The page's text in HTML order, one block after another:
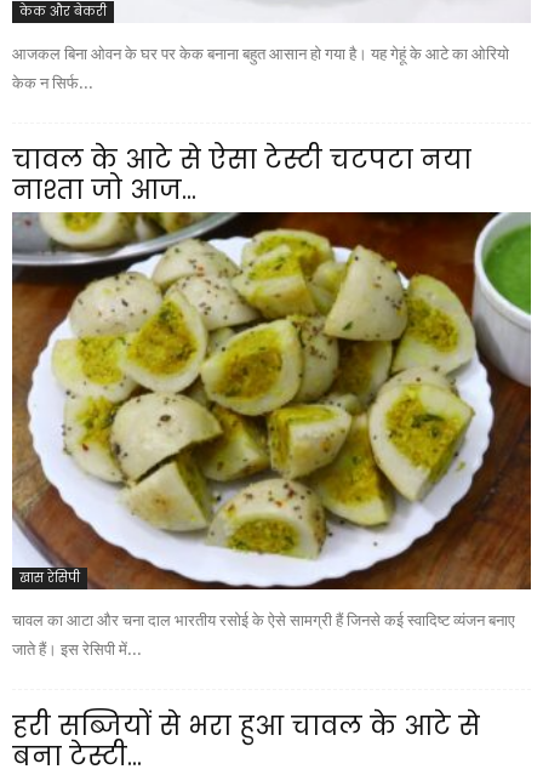
केक और बेकरी
आजकल बिना ओवन के घर पर केक बनाना बहुत आसान हो गया है। यह गेहूं के आटे का ओरियो
केक न सिर्फ...
चावल के आटे से ऐसा टेस्टी चटपटा नया
नाश्ता जो आज...
खास रेसिपी
चावल का आटा और चना दाल भारतीय रसोई के ऐसे सामग्री हैं जिनसे कई स्वादिष्ट व्यंजन बनाए
जाते हैं। इस रेसिपी में...
हरी सब्जियों से भरा हुआ चावल के आटे से
बना टेस्टी...